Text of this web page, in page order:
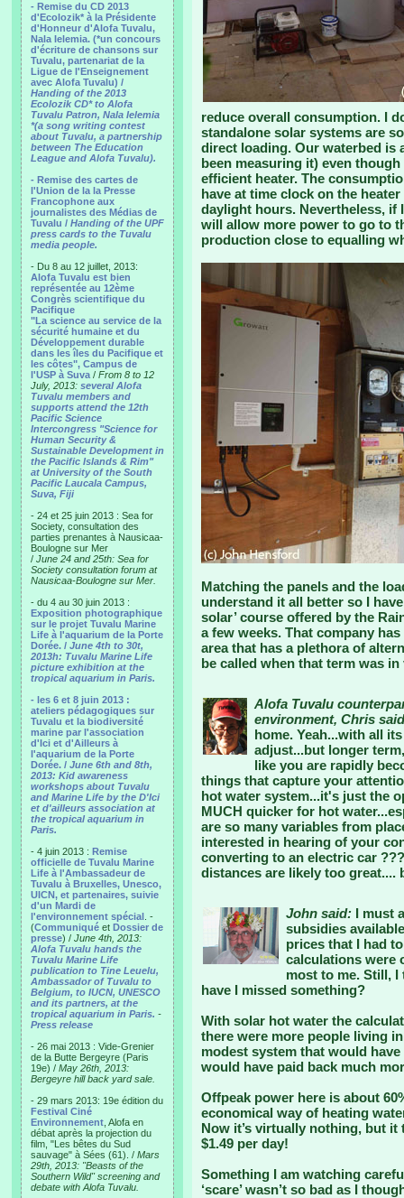
- Remise du CD 2013
d'Ecolozik* à la Présidente
d'Honneur d'Alofa Tuvalu,
Nala Ielemia. (*un concours
d'écriture de chansons sur
Tuvalu, partenariat de la
Ligue de l'Enseignement
avec Alofa Tuvalu) /
Handing of the 2013
Ecolozik CD* to Alofa
Tuvalu Patron, Nala Ielemia
*(a song writing contest
about Tuvalu, a partnership
between The Education
League and Alofa Tuvalu).
- Remise des cartes de
l'Union de la la Presse
Francophone aux
journalistes des Médias de
Tuvalu / Handing of the UPF
press cards to the Tuvalu
media people.
- Du 8 au 12 juillet, 2013:
Alofa Tuvalu est bien
représentée au 12ème
Congrès scientifique du
Pacifique
"La science au service de la
sécurité humaine et du
Développement durable
dans les îles du Pacifique et
les côtes", Campus de
l'USP à Suva / From 8 to 12
July, 2013: several Alofa
Tuvalu members and
supports attend the 12th
Pacific Science
Intercongress "Science for
Human Security &
Sustainable Development in
the Pacific Islands & Rim"
at University of the South
Pacific Laucala Campus,
Suva, Fiji
- 24 et 25 juin 2013 : Sea for
Society, consultation des
parties prenantes à Nausicaa-
Boulogne sur Mer
/ June 24 and 25th: Sea for
Society consultation forum at
Nausicaa-Boulogne sur Mer.
- du 4 au 30 juin 2013 :
Exposition photographique
sur le projet Tuvalu Marine
Life à l'aquarium de la Porte
Dorée. / June 4th to 30t,
2013h: Tuvalu Marine Life
picture exhibition at the
tropical aquarium in Paris.
- les 6 et 8 juin 2013 :
ateliers pédagogiques sur
Tuvalu et la biodiversité
marine par l'association
d'Ici et d'Ailleurs à
l'aquarium de la Porte
Dorée. / June 6th and 8th,
2013: Kid awareness
workshops about Tuvalu
and Marine Life by the D'Ici
et d'ailleurs association at
the tropical aquarium in
Paris.
- 4 juin 2013 : Remise
officielle de Tuvalu Marine
Life à l'Ambassadeur de
Tuvalu à Bruxelles, Unesco,
UICN, et partenaires, suivie
d'un Mardi de
l'environnement spécial . -
(Communiqué et Dossier de
presse) / June 4th, 2013:
Alofa Tuvalu hands the
Tuvalu Marine Life
publication to Tine Leuelu,
Ambassador of Tuvalu to
Belgium, to IUCN, UNESCO
and its partners, at the
tropical aquarium in Paris. -
Press release
- 26 mai 2013 : Vide-Grenier
de la Butte Bergeyre (Paris
19e) / May 26th, 2013:
Bergeyre hill back yard sale.
- 29 mars 2013: 19e édition du
Festival Ciné
Environnement , Alofa en
débat après la projection du
film, "Les bêtes du Sud
sauvage" à Sées (61). / Mars
29th, 2013: "Beasts of the
Southern Wild" screening and
debate with Alofa Tuvalu.
reduce overall consumption. I
standalone solar systems are
direct loading. Our waterbed is
been measuring it) even
efficient heater. The
have at time clock on the
daylight hours. Nevertheless, if
will allow more power to go to
production close to equalling
Matching the panels and the
understand it all better so I
solar’ course offered by the
a few weeks. That company
area that has a plethora of
be called when that term was
Alofa Tuvalu
environment, Chris
home. Yeah...with all
adjust...but longer
like you are rapidly
things that capture your
hot water system...it's just the
MUCH quicker for hot
are so many variables from
interested in hearing of your
converting to an electric car
distances are likely too great....
John said: I must
subsidies
prices that I had
calculations were
most to me. Still,
have I missed something?
With solar hot water the
there were more people living
modest system that would
would have paid back much
Offpeak power here is about
economical way of heating
Now it’s virtually nothing, but
$1.49 per day!
Something I am watching
‘scare’ wasn’t so bad as I